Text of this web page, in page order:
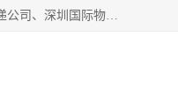
深圳市鑫飞速国际物流有限公司是一家从事深圳国际快递，业务涵盖范围：深圳DHL国际快递、深圳国际快递公司、深圳国际物流公司、深圳国际快递、深圳DHL国际快递电话可拨打全国服务热线：15019287411。欢迎各位亲来人来电到我司洽谈合作。